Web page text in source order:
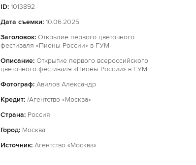
ID: 1013892
Дата съемки: 10.06.2025
Заголовок: Открытие первого цветочного
фестиваля «Пионы России» в ГУМ
Описание: Открытие первого всероссийского
цветочного фестиваля «Пионы России» в ГУМ.
Фотограф: Авилов Александр
Кредит: /Агентство «Москва»
Страна: Россия
Город: Москва
Источник: Агентство «Москва»